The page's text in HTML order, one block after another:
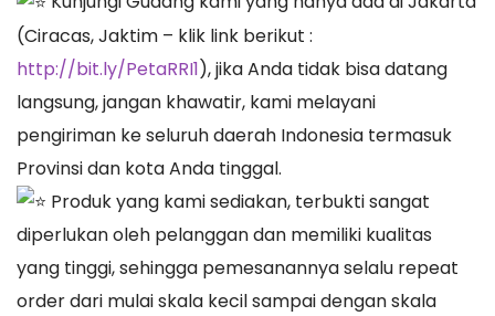
(Ciracas, Jaktim – klik link berikut :
http://bit.ly/PetaRRI1), jika Anda tidak bisa datang
langsung, jangan khawatir, kami melayani
pengiriman ke seluruh daerah Indonesia termasuk
Provinsi dan kota Anda tinggal.
Produk yang kami sediakan, terbukti sangat
diperlukan oleh pelanggan dan memiliki kualitas
yang tinggi, sehingga pemesanannya selalu repeat
order dari mulai skala kecil sampai dengan skala